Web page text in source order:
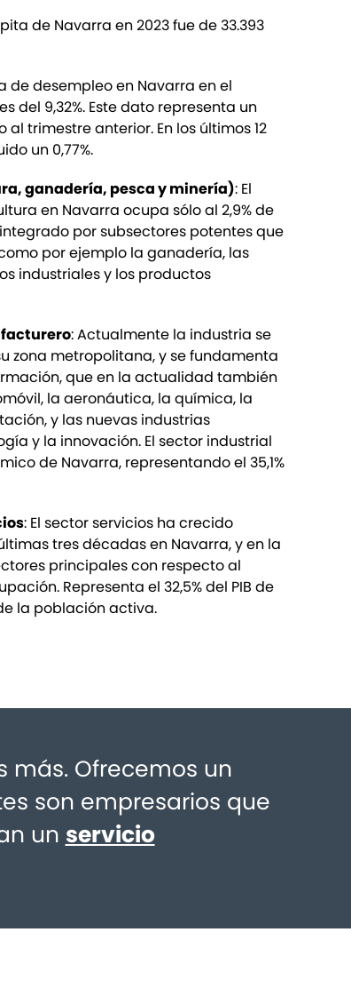
de Navarra en 2023 fue de 33.393
de desempleo en Navarra en el
del 9,32%. Este dato representa un
trimestre anterior. En los últimos 12
un 0,77%.
ganadería, pesca y minería): El
en Navarra ocupa sólo al 2,9% de
por subsectores potentes que
por ejemplo la ganadería, las
industriales y los productos
: Actualmente la industria se
zona metropolitana, y se fundamenta
que en la actualidad también
la aeronáutica, la química, la
y las nuevas industrias
y la innovación. El sector industrial
de Navarra, representando el 35,1%
: El sector servicios ha crecido
tres décadas en Navarra, y en la
principales con respecto al
Representa el 32,5% del PIB de
la población activa.
Ofrecemos un
son empresarios que
un servicio